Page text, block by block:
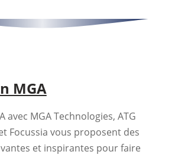
MGA
avec MGA Technologies, ATG
Focussia vous proposent des
et inspirantes pour faire